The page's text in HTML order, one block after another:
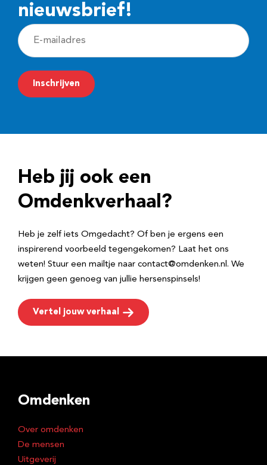
nieuwsbrief!
E
-
m
a
r
e
Inschrijven
Heb jij ook een
Omdenkverhaal?
Heb je zelf iets Omgedacht? Of ben je ergens een
inspirerend voorbeeld tegengekomen? Laat het ons
weten! Stuur een mailtje naar contact@omdenken.nl. We
krijgen geen genoeg van jullie hersenspinsels!
Vertel jouw verhaal
Omdenken
Over omdenken
De mensen
Uitgeverij